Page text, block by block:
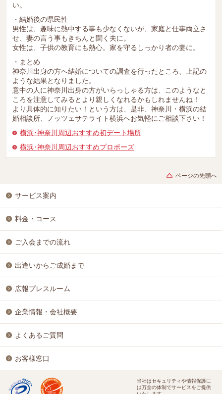
い。
・結婚後の県民性
男性は、趣味に熱中する事も少なくないが、家庭と仕事両立さ
せ、妻の言う事もきちんと聞く夫に。
女性は、子供の教育にも熱心。家を守るしっかり者の妻に。
・まとめ
神奈川出身の方へ結婚についての調査を行ったところ、上記の
ような結果となりました。
意中の人に神奈川出身の方がいらっしゃる方は、このようなと
ころを注意してみるとより親しくなれるかもしれませんね！
より具体的に知りたい！という方は、是非、神奈川・横浜の結
婚相談所、ノッツェサテライト横浜へお気軽にご相談下さい！
横浜･神奈川周辺おすすめ初デート場所
横浜･神奈川周辺おすすめプロポーズ
ページの先頭へ
サービス案内
料金・コース
ご入会までの流れ
出逢いからご成婚まで
広報プレスルーム
企業情報・会社概要
よくあるご質問
お客様窓口
当社はセキュリティや情報保護に
は万全の体制でサービスをご提供